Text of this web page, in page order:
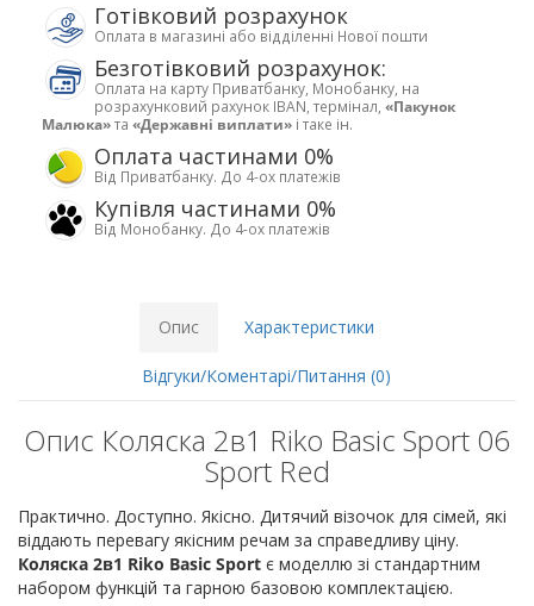
Готівковий розрахунок
Оплата в магазині або відділенні Нової пошти
Безготівковий розрахунок:
Оплата на карту Приватбанку, Монобанку, на
розрахунковий рахунок IBAN, термінал, «Пакунок
Малюка»та «Державні виплати» і таке ін.
Оплата частинами 0%
Від Приватбанку. До 4-ох платежів
Купівля частинами 0%
Від Монобанку. До 4-ох платежів
Опис Характеристики
Відгуки/Коментарі/Питання (0)
Опис Коляска 2в1 Riko Basic Sport 06
Sport Red
Практично. Доступно. Якісно. Дитячий візочок для сімей, які
віддають перевагу якісним речам за справедливу ціну.
Коляска 2в1 Riko Basic Sport є моделлю зі стандартним
набором функцій та гарною базовою комплектацією.